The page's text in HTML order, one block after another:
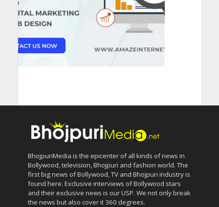
BhojpuriMedia is the epicenter of all kinds of news in
Bollywood, television, Bhojpuri and fashion world. The
first big news of Bollywood, TV and Bhojpuri industry is
found here. Exclusive interviews of Bollywood stars
and their exclusive news is our USP. We not only break
the news but also cover it 360 degrees.